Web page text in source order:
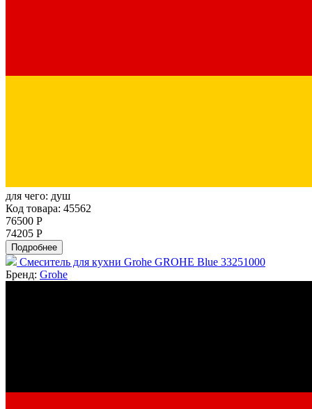
для чего: душ
Код товара: 45562
76500 Р
74205 Р
Подробнее
Смеситель для кухни Grohe GROHE Blue 33251000
Бренд: Grohe